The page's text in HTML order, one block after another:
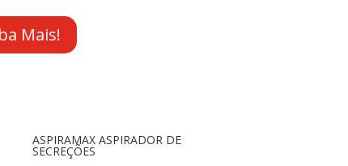
Mais!
ASPIRAMAX ASPIRADOR DE
SECREÇÕES